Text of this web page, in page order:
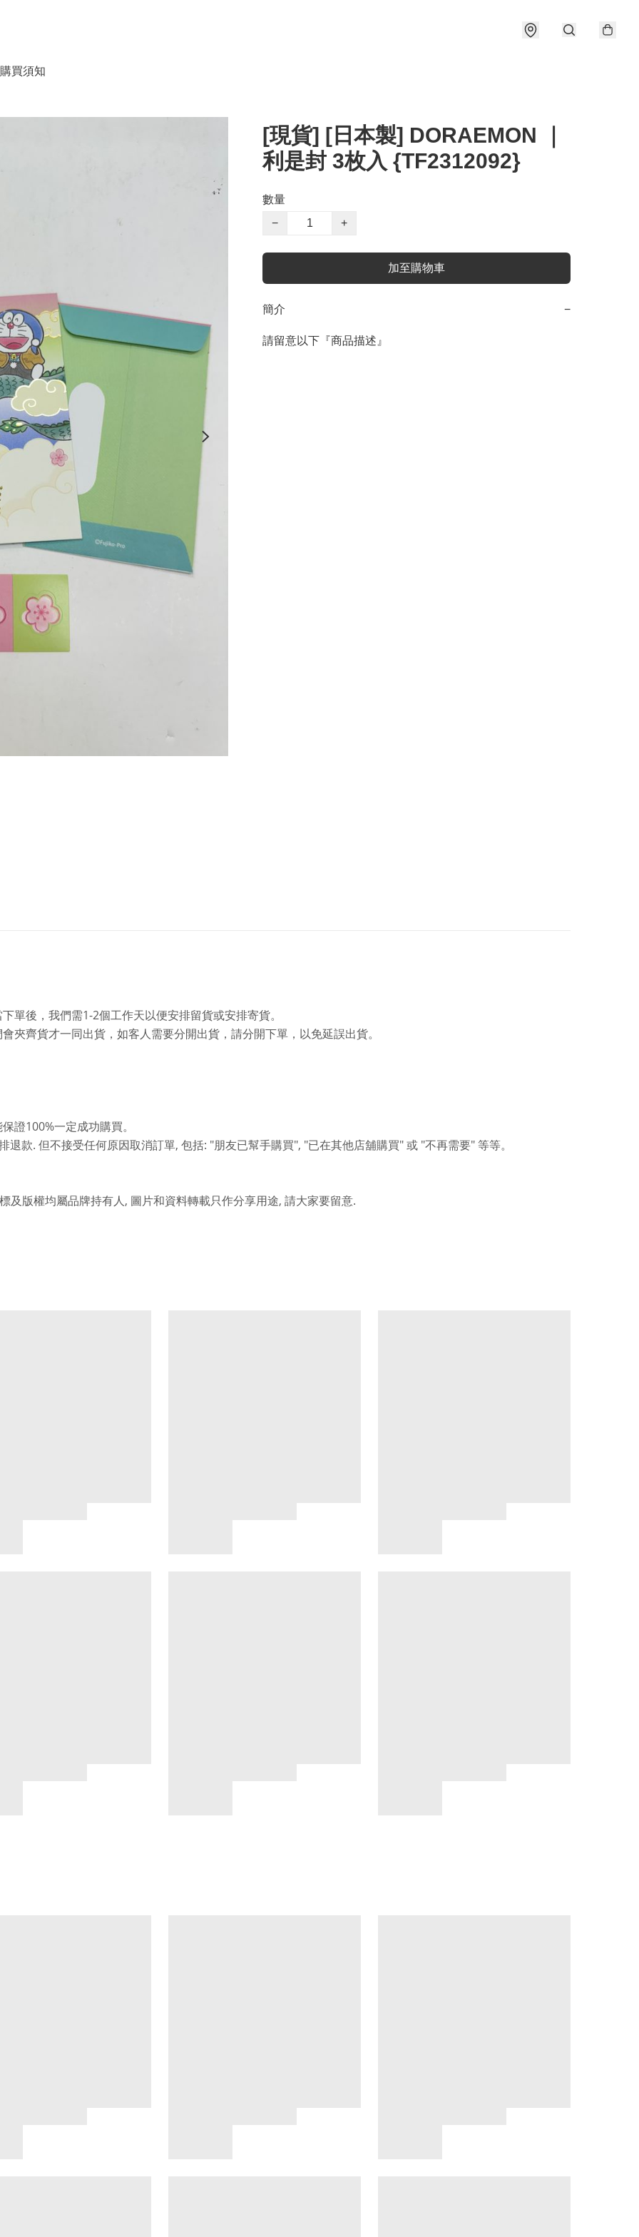
購買須知
[現貨] [日本製] DORAEMON ｜
利是封 3枚入 {TF2312092}
數量
−
+
加至購物車
簡介 −
請留意以下『商品描述』
單後，我們需1-2個工作天以便安排留貨或安排寄貨。
夾齊貨才一同出貨，如客人需要分開出貨，請分開下單，以免延誤出貨。
保證100%一定成功購買。
退款. 但不接受任何原因取消訂單, 包括: "朋友已幫手購買", "已在其他店舖購買" 或 "不再需要" 等等。
及版權均屬品牌持有人 , 圖片和資料轉載只作分享用途, 請大家要留意.